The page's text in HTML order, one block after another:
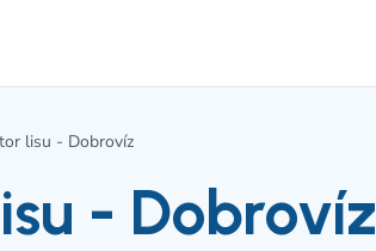
lisu - Dobrovíz
- Dobrovíz